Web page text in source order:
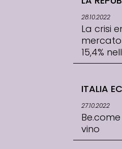
28.10.2022
La crisi
mercato
15,4%
ITALIA
27.10.2022
vino